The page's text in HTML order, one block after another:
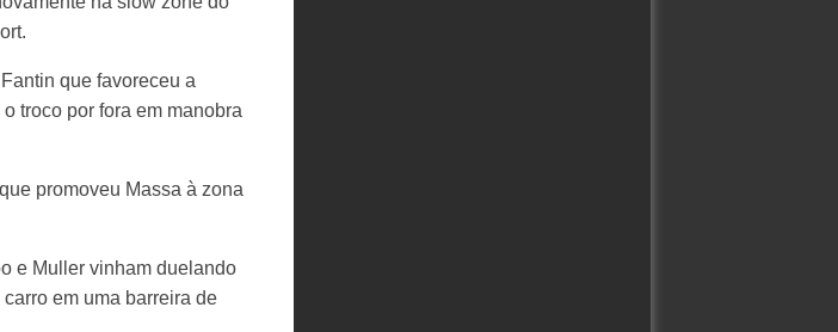
que favoreceu a
troco por fora em manobra
promoveu Massa à zona
e Muller vinham duelando
em uma barreira de